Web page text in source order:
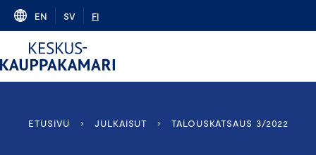
Skip
content
EN SV FI
ETUSIVU › JULKAISUT › TALOUSKATSAUS 3/2022